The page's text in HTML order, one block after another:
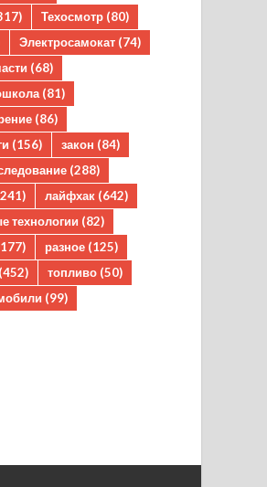
Техосмотр (80)
Электросамокат (74)
(68)
(81)
(86)
(156) закон (84)
(288)
лайфхак (642)
технологии (82)
разное (125)
(452) топливо (50)
(99)